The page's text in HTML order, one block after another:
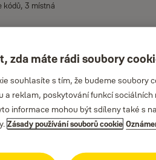
kódů, 3 místná
proti poškrábání
zda máte rádi soubory
souhlasíte s tím, že budeme soubory
a reklam, poskytování funkcí sociálních
informace mohou být sdíleny také s
Zásady používání souborů cookie